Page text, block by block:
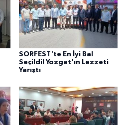
SORFEST'te En İyi Bal
Seçildi! Yozgat'ın Lezzeti
Yarıştı